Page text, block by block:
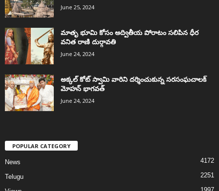
June 25, 2024
మాతృ భూమి కోసం అద్వితీయ పోరాటం సలిపిన ధీర
వనిత రాణి దుర్గావతి
June 24, 2024
అక్కల్‌ కోట్‌ స్వామి వారిని దర్శించుకున్న సరసంఘచాలక్
మోహన్ భాగవత్
June 24, 2024
POPULAR CATEGORY
News 4172
Telugu 2251